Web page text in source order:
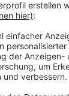
Siegel (80,